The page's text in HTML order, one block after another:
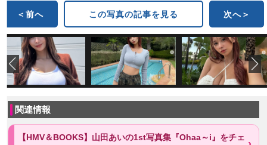
＜前へ この写真の記事を見る 次へ＞
関連情報
【HMV＆BOOKS】山田あいの1st写真集『Ohaa～i』をチェ